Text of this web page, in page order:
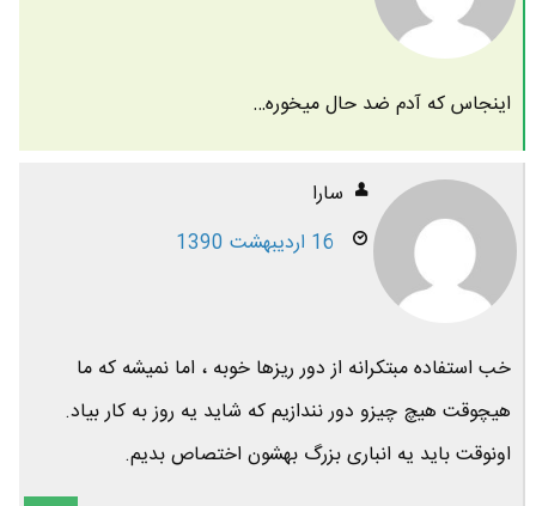
اینجاس که آدم ضد حال میخوره…
سارا
16 اردیبهشت 1390
خب استفاده مبتکرانه از دور ریزها خوبه ، اما نمیشه که ما
هیچوقت هیچ چیزو دور نندازیم که شاید یه روز به کار بیاد.
اونوقت باید یه انباری بزرگ بهشون اختصاص بدیم.